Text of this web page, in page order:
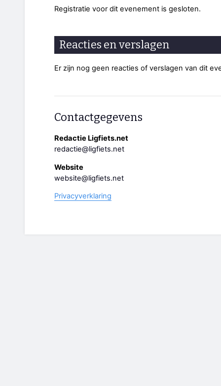
Registratie voor dit evenement is gesloten.
Reacties en verslagen
Er zijn nog geen reacties of verslagen van dit
Contactgegevens
Redactie Ligfiets.net
redactie@ligfiets.net
Website
website@ligfiets.net
Privacyverklaring